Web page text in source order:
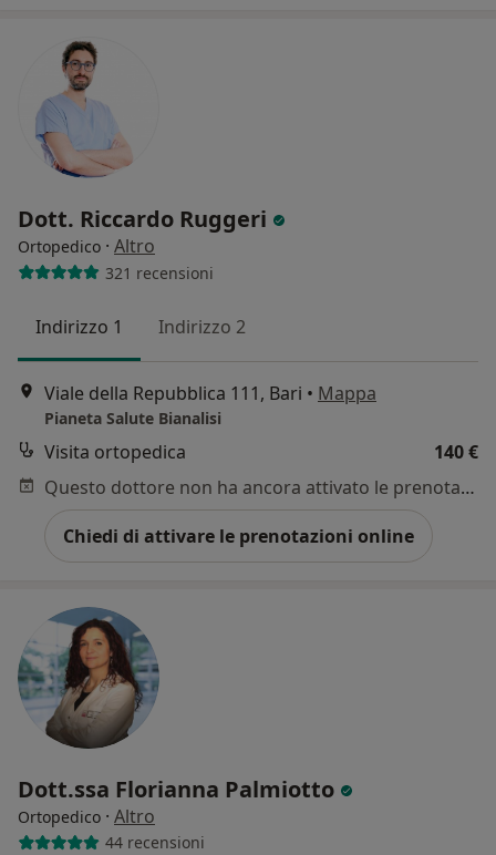
Dott. Riccardo Ruggeri
Ortopedico · Altro
321 recensioni
Indirizzo 1 Indirizzo 2
Viale della Repubblica 111, Bari • Mappa
Pianeta Salute Bianalisi
Visita ortopedica
140 €
Questo dottore non ha ancora attivato le prenotazioni online presso questo indirizzo.
Chiedi di attivare le prenotazioni online
Dott.ssa Florianna Palmiotto
Ortopedico · Altro
44 recensioni